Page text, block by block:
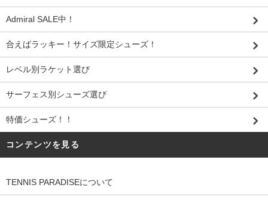
Admiral SALE中！
合えばラッキー！サイズ限定シューズ！
レベル別ラケット選び
サーフェス別シューズ選び
特価シューズ！！
コンテンツを見る
TENNIS PARADISEについて